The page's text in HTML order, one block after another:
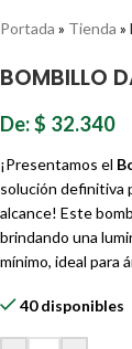
Portada » Tienda »
BOMBILLO
De:$ 32.340
¡Presentamos el
solución definitiva
alcance! Este
brindando una
mínimo, ideal para
40 disponibles